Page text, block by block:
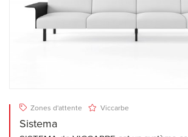
Zones d'attente Viccarbe
Sistema